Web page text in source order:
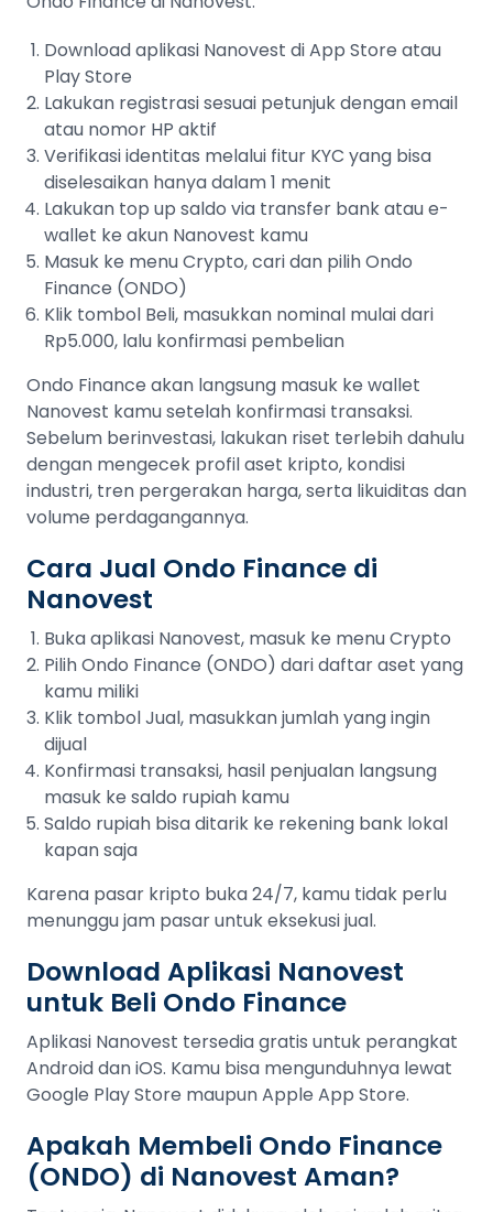
Download aplikasi Nanovest di App Store atau
Play Store
Lakukan registrasi sesuai petunjuk dengan email
atau nomor HP aktif
Verifikasi identitas melalui fitur KYC yang bisa
diselesaikan hanya dalam 1 menit
Lakukan top up saldo via transfer bank atau e-
wallet ke akun Nanovest kamu
Masuk ke menu Crypto, cari dan pilih Ondo
Finance (ONDO)
Klik tombol Beli, masukkan nominal mulai dari
Rp5.000, lalu konfirmasi pembelian
Ondo Finance akan langsung masuk ke wallet
Nanovest kamu setelah konfirmasi transaksi.
Sebelum berinvestasi, lakukan riset terlebih dahulu
dengan mengecek profil aset kripto, kondisi
industri, tren pergerakan harga, serta likuiditas dan
volume perdagangannya.
Cara Jual Ondo Finance di
Nanovest
Buka aplikasi Nanovest, masuk ke menu Crypto
Pilih Ondo Finance (ONDO) dari daftar aset yang
kamu miliki
Klik tombol Jual, masukkan jumlah yang ingin
dijual
Konfirmasi transaksi, hasil penjualan langsung
masuk ke saldo rupiah kamu
Saldo rupiah bisa ditarik ke rekening bank lokal
kapan saja
Karena pasar kripto buka 24/7, kamu tidak perlu
menunggu jam pasar untuk eksekusi jual.
Download Aplikasi Nanovest
untuk Beli Ondo Finance
Aplikasi Nanovest tersedia gratis untuk perangkat
Android dan iOS. Kamu bisa mengunduhnya lewat
Google Play Store maupun Apple App Store.
Apakah Membeli Ondo Finance
(ONDO) di Nanovest Aman?